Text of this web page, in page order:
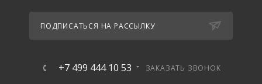
ПОДПИСАТЬСЯ НА РАССЫЛКУ
+7 499 444 10 53 ЗАКАЗАТЬ ЗВОНОК